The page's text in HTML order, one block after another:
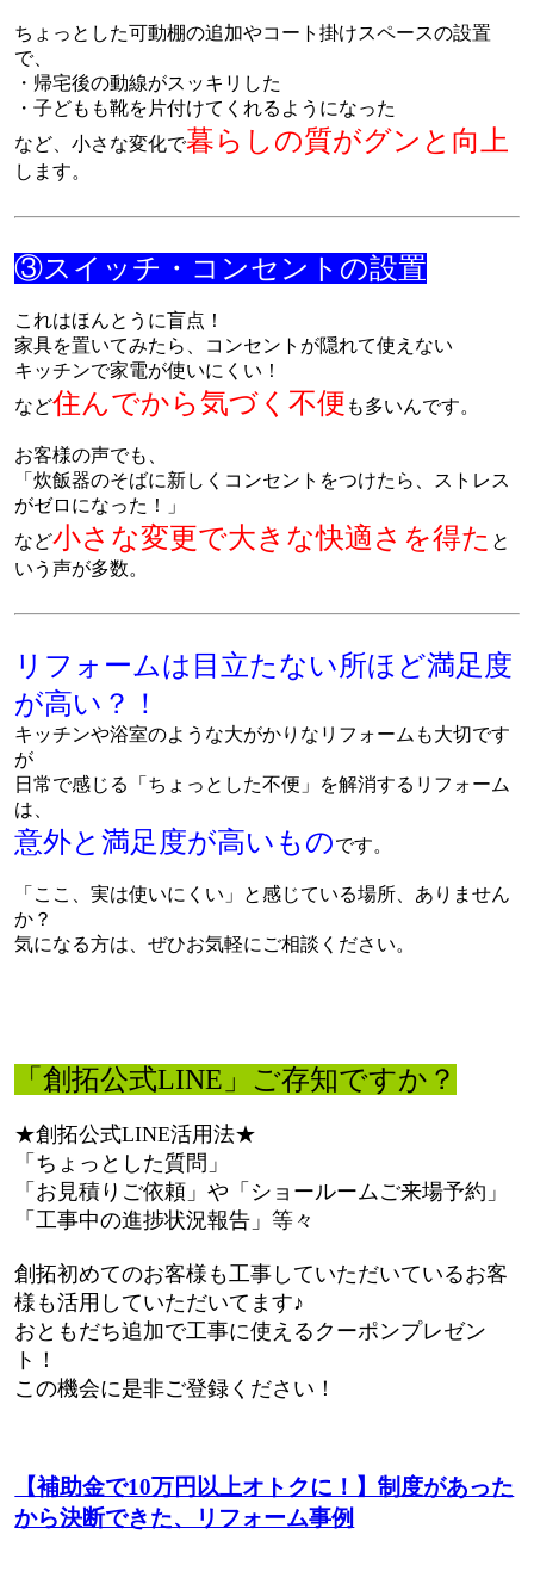
ちょっとした可動棚の追加やコート掛けスペースの設置
で、
・帰宅後の動線がスッキリした
・子どもも靴を片付けてくれるようになった
など、小さな変化で暮らしの質がグンと向上
します。
③スイッチ・コンセントの設置
これはほんとうに盲点！
家具を置いてみたら、コンセントが隠れて使えない
キッチンで家電が使いにくい！
など住んでから気づく不便 も多いんです。
お客様の声でも、
「炊飯器のそばに新しくコンセントをつけたら、ストレス
がゼロになった！」
など小さな変更で大きな快適さを得た と
いう声が多数。
リフォームは目立たない所ほど満足度
が高い？！
キッチンや浴室のような大がかりなリフォームも大切です
が
日常で感じる「ちょっとした不便」を解消するリフォーム
は、
意外と満足度が高いものです。
「ここ、実は使いにくい」と感じている場所、ありません
か？
気になる方は、ぜひお気軽にご相談ください。
「創拓公式LINE」ご存知ですか？
★創拓公式LINE活用法★
「ちょっとした質問」
「お見積りご依頼」や「ショールームご来場予約」
「工事中の進捗状況報告」等々
創拓初めてのお客様も工事していただいているお客
様も活用していただいてます♪
おともだち追加で工事に使えるクーポンプレゼン
ト！
この機会に是非ご登録ください！
【補助金で10万円以上オトクに！】制度があった
から決断できた、リフォーム事例